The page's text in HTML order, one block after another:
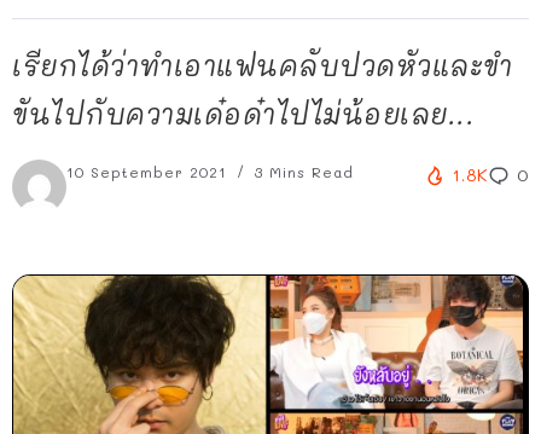
เรียกได้ว่าทำเอาแฟนคลับปวดหัวและขำ
ขันไปกับความเด๋อด๋าไปไม่น้อยเลย...
10 September 2021 3 Mins Read 1.8K 0